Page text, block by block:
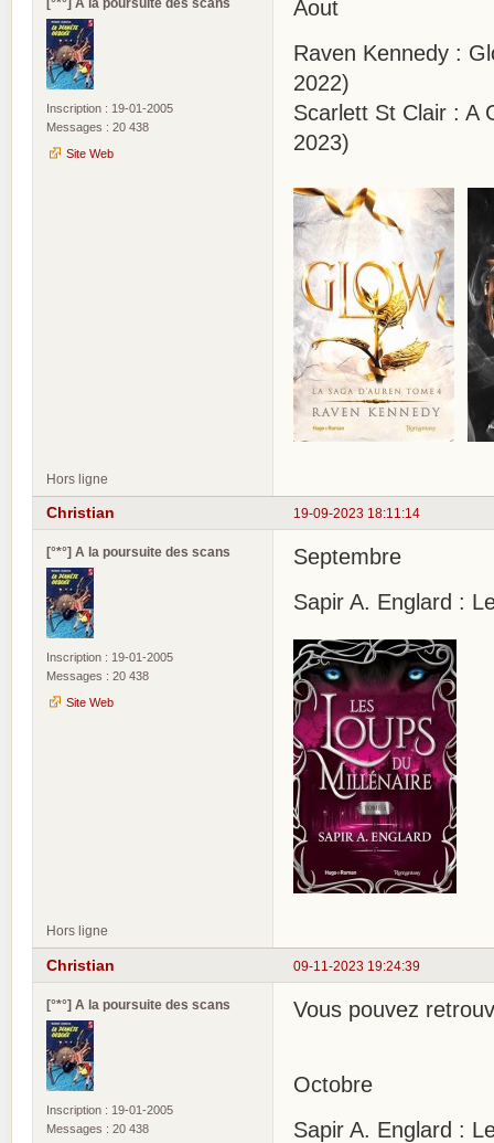
Inscription : 19-01-2005
Messages : 20 438
Site Web
Aout
Raven Kennedy :
2022)
Scarlett St Clair : A
2023)
Hors ligne
19-09-2023 18:11:14
Christian
[°*°] A la poursuite des scans
Inscription : 19-01-2005
Messages : 20 438
Site Web
Septembre
Sapir A. Englard :
Hors ligne
09-11-2023 19:24:39
Christian
[°*°] A la poursuite des scans
Inscription : 19-01-2005
Messages : 20 438
Vous pouvez
Octobre
Sapir A. Englard :